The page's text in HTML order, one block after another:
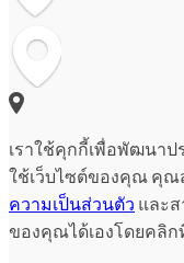
เราใช้คุกกี้เพื่อพัฒนา
ใช้เว็บไซต์ของคุณ คุณ
ความเป็นส่วนตัว และ
ของคุณได้เองโดยคลิก